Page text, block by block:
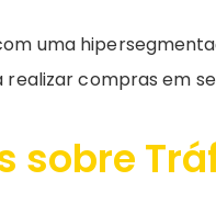
uma
compras em
sobre